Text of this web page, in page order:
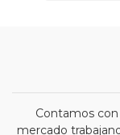
Contamos
mercado